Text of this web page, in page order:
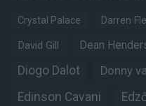
Crystal Palace Darren
David Gill Dean
Diogo Dalot Donny
Edinson Cavani